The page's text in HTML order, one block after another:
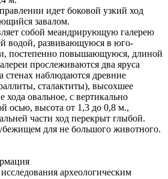
идет боковой узкий ход
завалом.
собой меандрирующую галерею
водой, развивающуюся в юго-
постепенно повышающуюся, длиной
прослеживаются два яруса
стенах наблюдаются древние
сталактиты), высохшее
хода овальное, с вертикально
осью, высота от 1,3 до 0,8 м.,
части ход перекрыт глыбой.
для не большого животного.
археологическим